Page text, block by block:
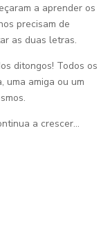
a aprender os
precisam de
as duas letras.
ditongos! Todos os
uma amiga ou um
a crescer…